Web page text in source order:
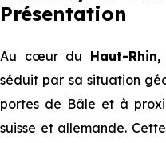
Présentation
Au cœur du Haut-Rhin,
séduit par sa situation
portes de Bâle et à
suisse et allemande.